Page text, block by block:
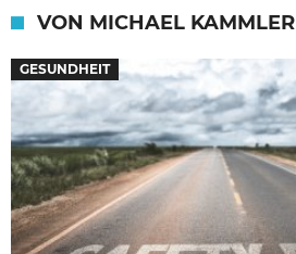
VON MICHAEL KAMMLER
GESUNDHEIT